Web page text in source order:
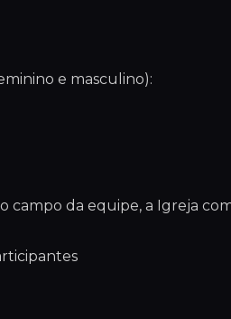
e masculino):
campo da equipe, a Igreja